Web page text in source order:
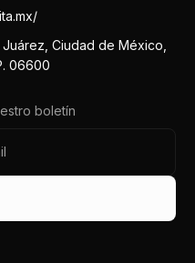
Ciudad de México,
06600
boletín